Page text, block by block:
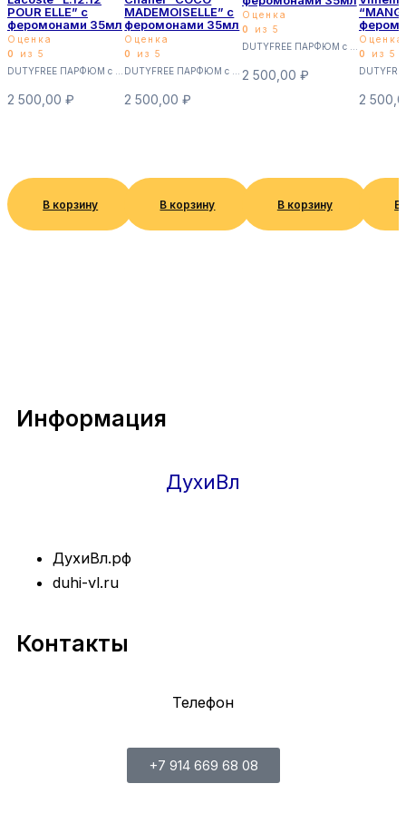
DUTYFREE ПАРФЮМ с феромонами 35мл (Суперстойкие)
POUR ELLE” с
феромонами 35мл
Оценка
0
из 5
2 500,00 ₽
В корзину
DUTYFREE ПАРФЮМ с феромонами 35мл (Суперстойкие)
MADEMOISELLE” с
феромонами 35мл
Оценка
0
из 5
2 500,00₽
В корзину
DUTYFREE ПАРФЮМ с феромонами 35мл (Суперстойкие)
Оценка
0
из 5
2 500,00 ₽
В корзину
Оценка
0
из 5
2
В
Информация
ДухиВл
ДухиВл.рф
duhi-vl.ru
Контакты
Телефон
+7 914 669 68 08